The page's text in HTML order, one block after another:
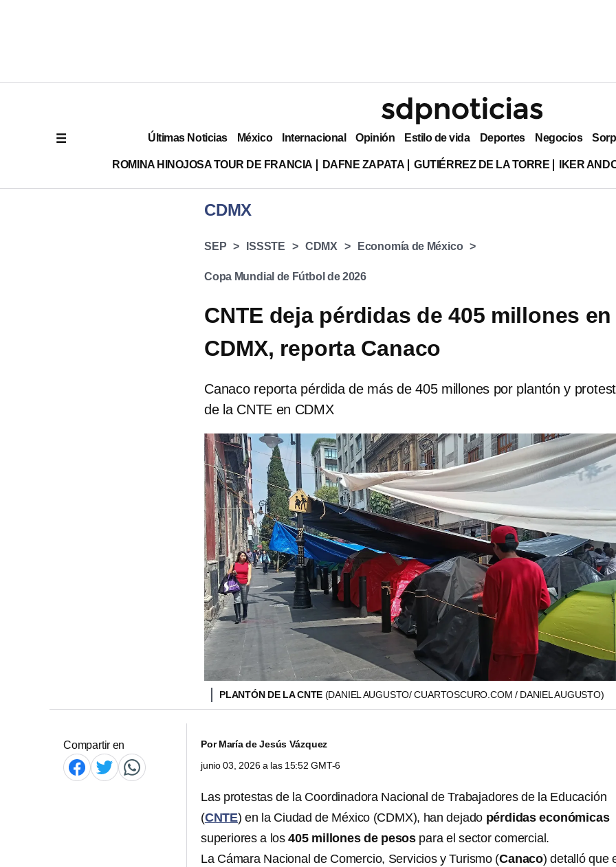
Últimas Noticias México Internacional Opinión Estilo de vida Deportes Negocios
ROMINA HINOJOSA TOUR DE FRANCIA DAFNE ZAPATA GUTIÉRREZ DE LA TORRE IKER
CDMX
SEP ISSSTE CDMX Economía de México
Copa Mundial de Fútbol de 2026
CNTE deja pérdidas de 405 millones en
CDMX, reporta Canaco
Canaco reporta pérdida de más de 405 millones por plantón y
de la CNTE en CDMX
PLANTÓN DE LA CNTE (DANIEL AUGUSTO/ CUARTOSCURO.COM / DANIEL AUGUSTO)
Compartir en PorMaría de Jesús Vázquez
junio 03, 2026 a las 15:52 GMT-6
Las protestas de la Coordinadora Nacional de Trabajadores de la Educación
(CNTE) en la Ciudad de México (CDMX), han dejado pérdidas económicas
superiores a los 405 millones de pesos para el sector comercial.
La Cámara Nacional de Comercio, Servicios y Turismo (Canaco) detalló que